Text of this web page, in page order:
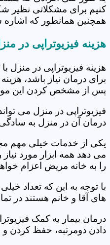
کنیم برای مشکلاتی نظیر
همچنین همانطور که اشاره
هزینه فیزیوتراپی در
هزینه فیزیوتراپی در
برای درمان نیاز باشد،
پس از مشخص کردن این
فیزیوتراپی در منزل می
درمان آن در منزل به سادگی
یکی از خدمات خیلی مهم
می دهد همه ابزار مورد
را به خانه مریض اعزام
با توجه به این که تعداد
های آقا و خانم هستند در
درمان بیمار به کمک
دادن دومرتبه، حفظ کردن